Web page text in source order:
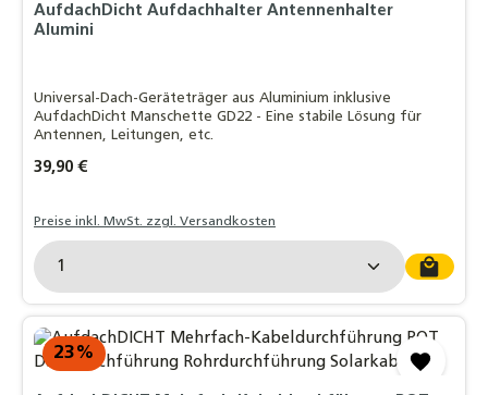
AufdachDicht Aufdachhalter Antennenhalter
Alumini
Universal-Dach-Geräteträger aus Aluminium inklusive
AufdachDicht Manschette GD22 - Eine stabile Lösung für
Antennen, Leitungen, etc.
Regulärer Preis:
39,90 €
Preise inkl. MwSt. zzgl. Versandkosten
Produkt Anzahl: Gib den gewünschten Wert
23%